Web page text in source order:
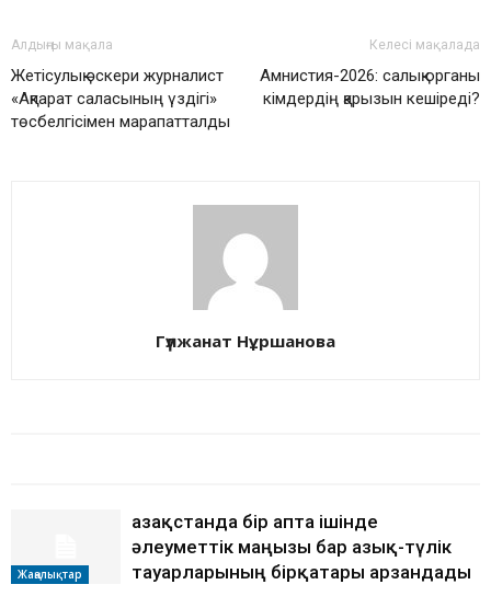
Алдыңғы мақала
Жетісулық әскери журналист
«Ақпарат саласының үздігі»
төсбелгісімен марапатталды
Келесі мақалада
Амнистия-2026: салық органы
кімдердің қарызын кешіреді?
Гүлжанат Нұршанова
Жаңалықтар
Қазақстанда бір апта ішінде
әлеуметтік маңызы бар азық-түлік
тауарларының бірқатары арзандады